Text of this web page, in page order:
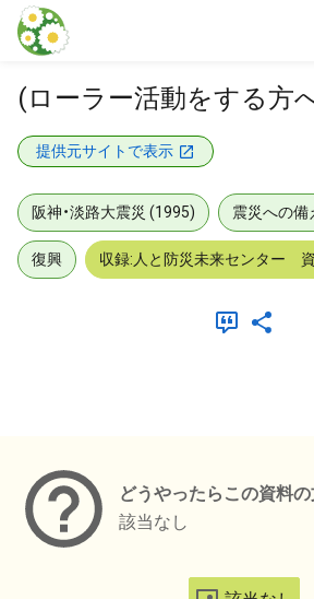
本文に飛ぶ
(ローラー活動をする方
提供元サイトで表示
阪神・淡路大震災 (1995) 震災への備
復興 収録:人と防災未来センター
どうやったらこの資料
該当なし